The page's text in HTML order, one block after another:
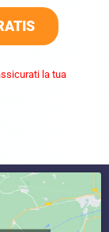
la tua